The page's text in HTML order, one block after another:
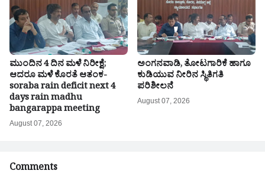
ಮುಂದಿನ 4 ದಿನ ಮಳೆ ನಿರೀಕ್ಷೆ;
ಆದರೂ ಮಳೆ ಕೊರತೆ ಆತಂಕ-
soraba rain deficit next 4
days rain madhu
bangarappa meeting
August 07, 2026
ಅಂಗನವಾಡಿ, ತೋಟಗಾರಿಕೆ ಹಾಗೂ
ಕುಡಿಯುವ ನೀರಿನ ಸ್ಥಿತಿಗತಿ
ಪರಿಶೀಲನೆ
August 07, 2026
Comments